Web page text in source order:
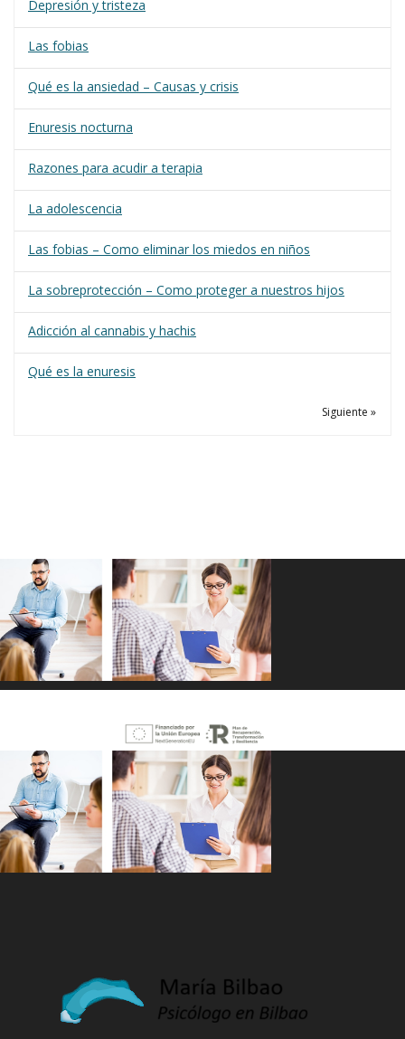
Depresión y tristeza
Las fobias
Qué es la ansiedad – Causas y crisis
Enuresis nocturna
Razones para acudir a terapia
La adolescencia
Las fobias – Como eliminar los miedos en niños
La sobreprotección – Como proteger a nuestros hijos
Adicción al cannabis y hachis
Qué es la enuresis
Siguiente »